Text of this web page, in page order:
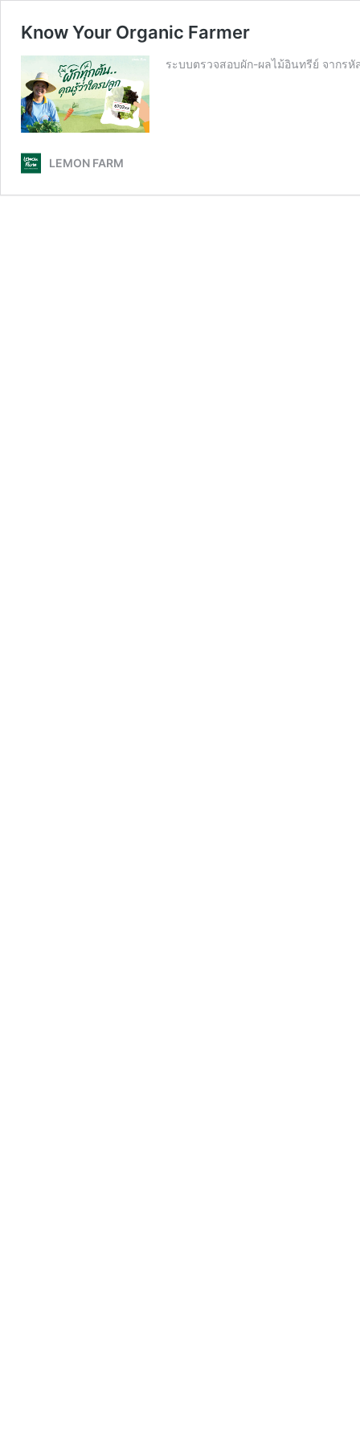
Know Your Organic Farmer
ระบบตรวจสอบผัก-ผลไม้อินทรีย์ จากร
LEMON FARM